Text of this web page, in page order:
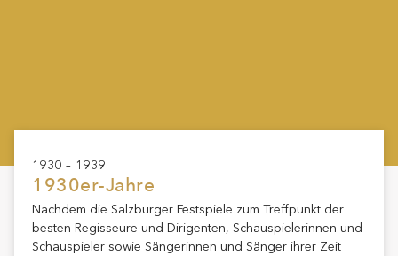
1930 – 1939
1930er-Jahre
Nachdem die Salzburger Festspiele zum Treffpunkt der
besten Regisseure und Dirigenten, Schauspielerinnen und
Schauspieler sowie Sängerinnen und Sänger ihrer Zeit